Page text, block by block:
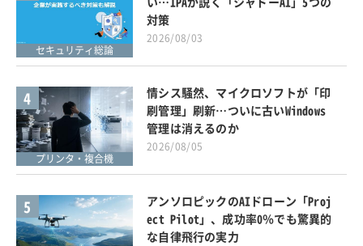
セキュリティ総論
対策
2026/08/03
4
プリンタ・複合機
情シス騒然、マイクロソフトが「印
刷管理」刷新…ついに古いWindows
管理は消えるのか
2026/08/05
5
アンソロピックのAIドローン「Proj
ect Pilot」、成功率0％でも驚異的
な自律飛行の実力